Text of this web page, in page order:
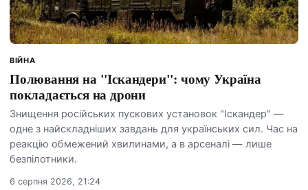
ВІЙНА
Полювання на "Іскандери": чому Україна
покладається на дрони
Знищення російських пускових установок "Іскандер" —
одне з найскладніших завдань для українських сил. Час на
реакцію обмежений хвилинами, а в арсеналі — лише
безпілотники.
6 серпня 2026, 21:24